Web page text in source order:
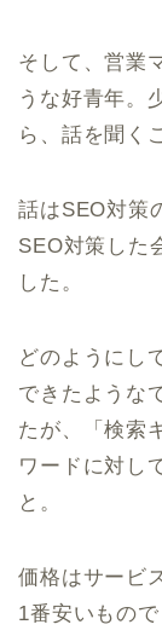
そして、営業
うな好青年。
ら、話を聞く
話はSEO対策
SEO対策した
した。
どのようにし
できたような
たが、「検索
ワードに対し
と。
価格はサービ
1番安いもの